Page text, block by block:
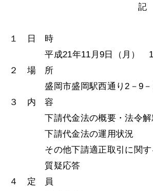
記
１ 日 時
平成21年11月9日（月） 14
２ 場 所
盛岡市盛岡駅西通り2－9－
３ 内 容
下請代金法の概要・法令解
下請代金法の運用状況
その他下請適正取引に関す
質疑応答
４ 定 員